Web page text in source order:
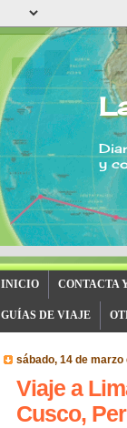
y
INICIO CONTACTA
GUÍAS DE VIAJE
sábado, 14 de marzo
Viaje a
Cusco,